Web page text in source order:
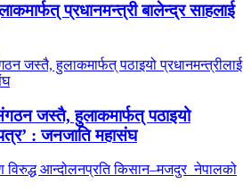
प्रधानमन्त्री बालेन्द्र साहलाई
जस्तै, हुलाकमार्फत् पठाइयो
: जनजाति महासंघ